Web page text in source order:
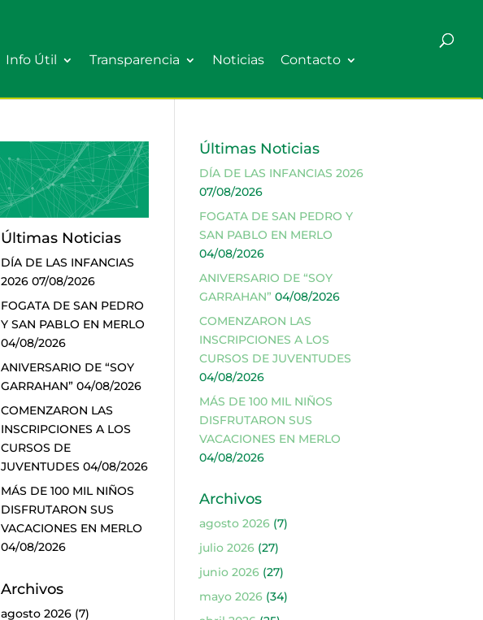
Info Útil Transparencia Noticias Contacto
Últimas Noticias
DÍA DE LAS INFANCIAS
2026 07/08/2026
FOGATA DE SAN PEDRO
Y SAN PABLO EN MERLO
04/08/2026
ANIVERSARIO DE “SOY
GARRAHAN” 04/08/2026
COMENZARON LAS
INSCRIPCIONES A LOS
CURSOS DE
JUVENTUDES 04/08/2026
MÁS DE 100 MIL NIÑOS
DISFRUTARON SUS
VACACIONES EN MERLO
04/08/2026
Archivos
agosto 2026 (7)
Últimas Noticias
DÍA DE LAS INFANCIAS 2026
07/08/2026
FOGATA DE SAN PEDRO Y
SAN PABLO EN MERLO
04/08/2026
ANIVERSARIO DE “SOY
GARRAHAN” 04/08/2026
COMENZARON LAS
INSCRIPCIONES A LOS
CURSOS DE JUVENTUDES
04/08/2026
MÁS DE 100 MIL NIÑOS
DISFRUTARON SUS
VACACIONES EN MERLO
04/08/2026
Archivos
agosto 2026(7)
julio 2026(27)
junio 2026(27)
mayo 2026(34)